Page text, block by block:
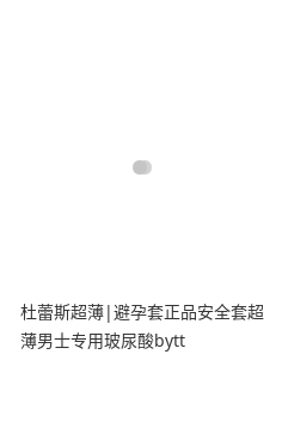
杜蕾斯超薄|避孕套正品安全套超
薄男士专用玻尿酸bytt